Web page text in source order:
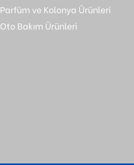
Parfüm ve Kolonya Ürünleri
Oto Bakım Ürünleri